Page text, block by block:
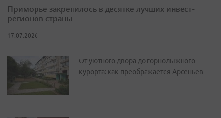
Приморье закрепилось в десятке лучших инвест-
регионов страны
17.07.2026
От уютного двора до горнолыжного
курорта: как преображается Арсеньев